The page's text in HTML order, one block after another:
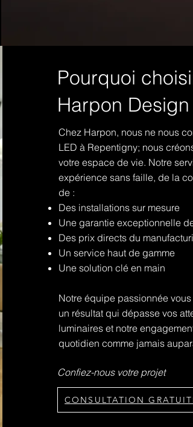
Pourquoi
Harpon Design
Chez Harpon, nous ne nous
LED à Repentigny; nous
votre espace de vie. Notre
expérience sans faille, de la
de :
Des installations sur mesure
Une garantie exceptionnelle
Des prix directs du
Un service haut de gamme
Une solution clé en main
Notre équipe passionnée
un résultat qui dépasse vos
luminaires et notre
quotidien comme jamais
Confiez-nous votre projet
CONSULTATION